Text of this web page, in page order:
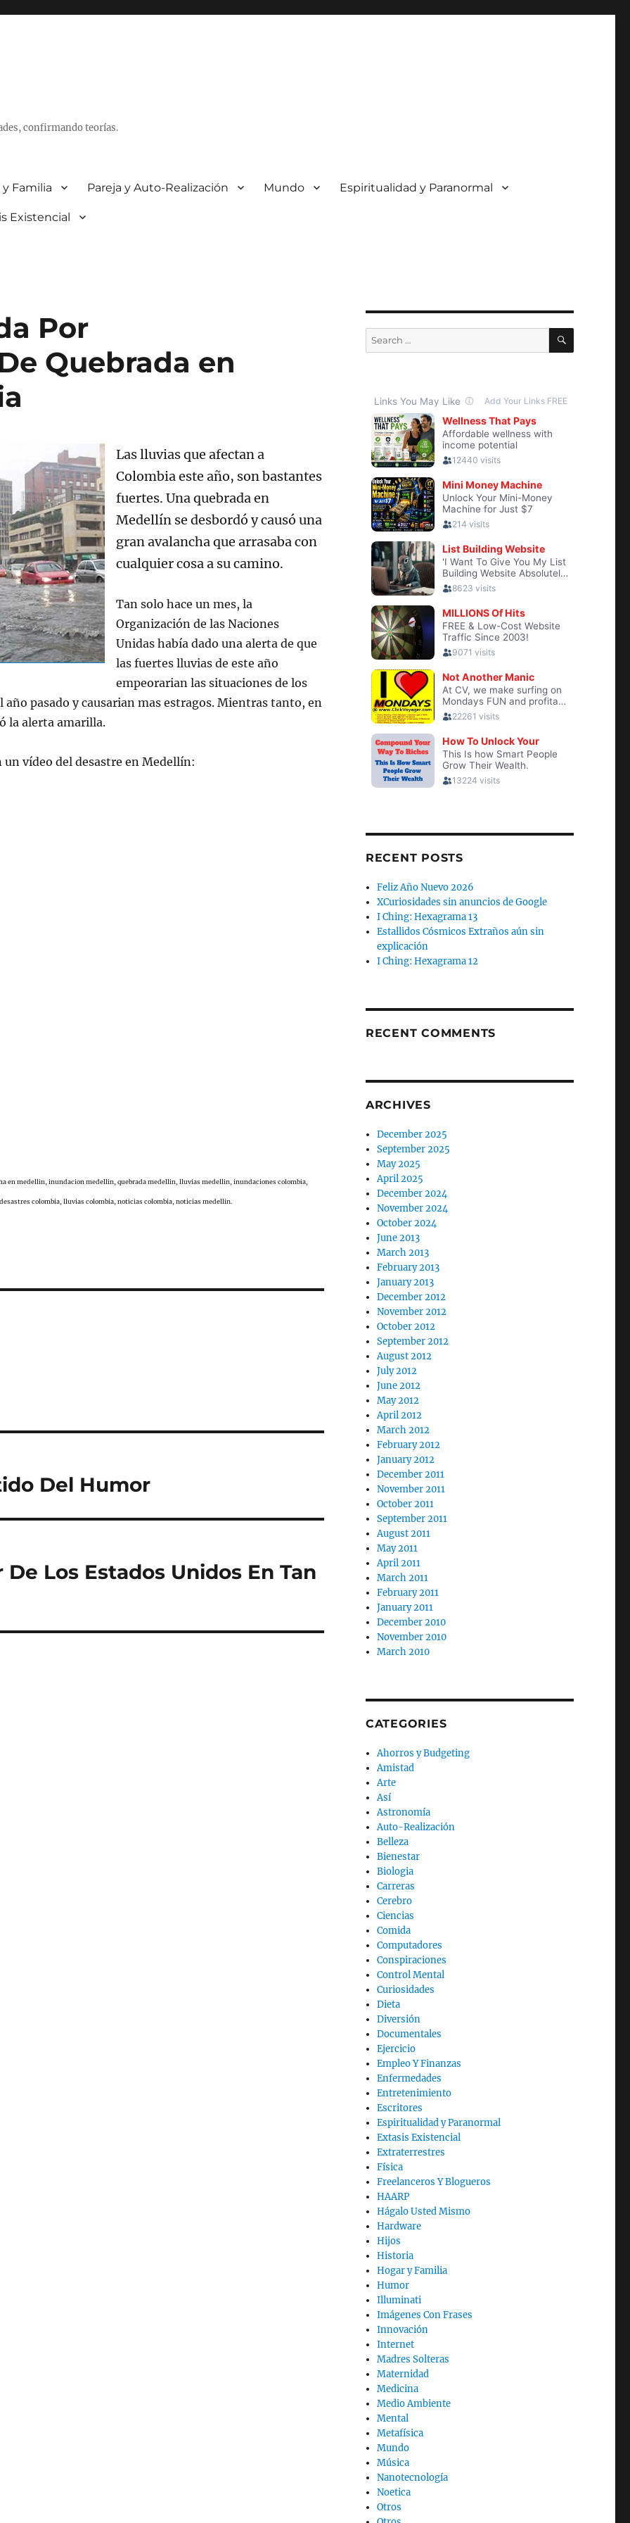
confirmando teorías.
Familia Pareja y Auto-Realización Mundo Espiritualidad y Paranormal
Existencial
Por
Quebrada en
Las lluvias que afectan a
Colombia este año, son bastantes
fuertes. Una quebrada en
Medellín se desbordó y causó una
gran avalancha que arrasaba con
cualquier cosa a su camino.
Tan solo hace un mes, la
Organización de las Naciones
Unidas había dado una alerta de que
las fuertes lluvias de este año
empeorarian las situaciones de los
año pasado y causarian mas estragos. Mientras tanto, en
la alerta amarilla.
un vídeo del desastre en Medellín:
en medellin, inundacion medellin, quebrada medellin, lluvias medellin, inundaciones colombia,
desastres colombia, lluvias colombia, noticias colombia, noticias medellin.
Del Humor
Los Estados Unidos En Tan
Search
for:
SEARCH
RECENT POSTS
Feliz Año Nuevo 2026
XCuriosidades sin anuncios de Google
I Ching: Hexagrama 13
Estallidos Cósmicos Extraños aún sin
explicación
I Ching: Hexagrama 12
RECENT COMMENTS
ARCHIVES
December 2025
September 2025
May 2025
April 2025
December 2024
November 2024
October 2024
June 2013
March 2013
February 2013
January 2013
December 2012
November 2012
October 2012
September 2012
August 2012
July 2012
June 2012
May 2012
April 2012
March 2012
February 2012
January 2012
December 2011
November 2011
October 2011
September 2011
August 2011
May 2011
April 2011
March 2011
February 2011
January 2011
December 2010
November 2010
March 2010
CATEGORIES
Ahorros y Budgeting
Amistad
Arte
Así
Astronomía
Auto-Realización
Belleza
Bienestar
Biologia
Carreras
Cerebro
Ciencias
Comida
Computadores
Conspiraciones
Control Mental
Curiosidades
Dieta
Diversión
Documentales
Ejercicio
Empleo Y Finanzas
Enfermedades
Entretenimiento
Escritores
Espiritualidad y Paranormal
Extasis Existencial
Extraterrestres
Física
Freelanceros Y Blogueros
HAARP
Hágalo Usted Mismo
Hardware
Hijos
Historia
Hogar y Familia
Humor
Illuminati
Imágenes Con Frases
Innovación
Internet
Madres Solteras
Maternidad
Medicina
Medio Ambiente
Mental
Metafísica
Mundo
Música
Nanotecnología
Noetica
Otros